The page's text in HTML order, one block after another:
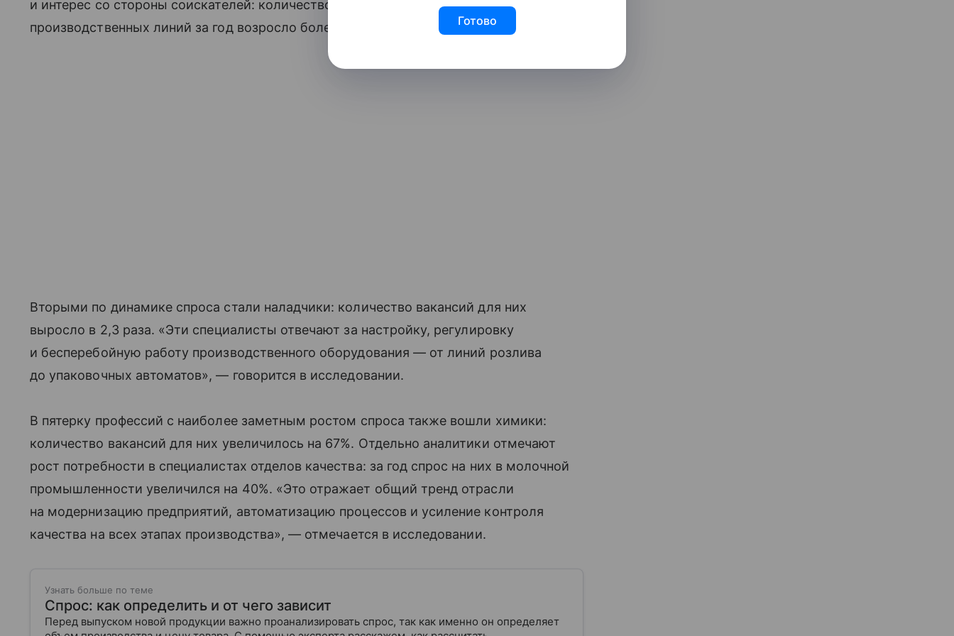
и интерес со стороны соискателей: количество откликов на позиции операторов
производственных линий за год возросло более чем в два раза.
Вторыми по динамике спроса стали наладчики: количество вакансий для них
выросло в 2,3 раза. «Эти специалисты отвечают за настройку, регулировку
и бесперебойную работу производственного оборудования — от линий розлива
до упаковочных автоматов», — говорится в исследовании.
В пятерку профессий с наиболее заметным ростом спроса также вошли химики:
количество вакансий для них увеличилось на 67%. Отдельно аналитики отмечают
рост потребности в специалистах отделов качества: за год спрос на них в молочной
промышленности увеличился на 40%. «Это отражает общий тренд отрасли
на модернизацию предприятий, автоматизацию процессов и усиление контроля
качества на всех этапах производства», — отмечается в исследовании.
Узнать больше по теме
Спрос: как определить и от чего зависит
Перед выпуском новой продукции важно проанализировать спрос, так как именно он определяет
Готово